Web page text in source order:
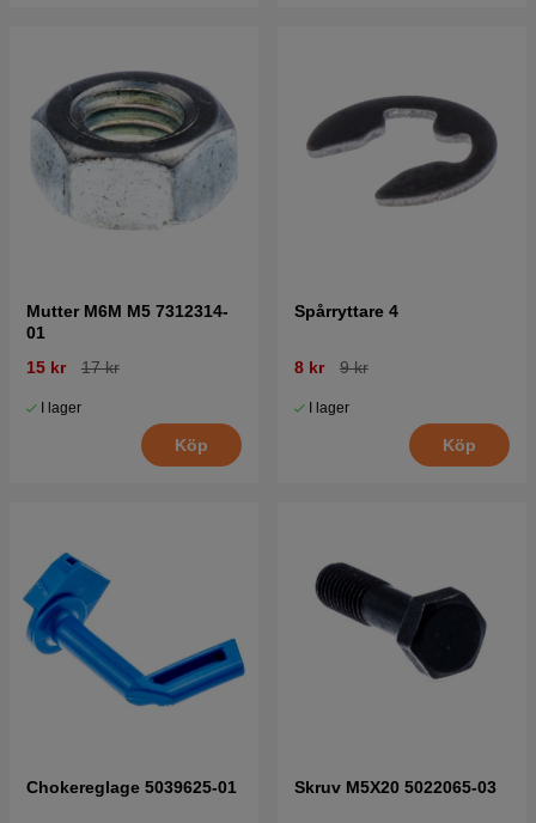
Mutter M6M M5 7312314-
01
15 kr
17 kr
I lager
Köp
Spårryttare 4
8 kr 9 kr
I lager
Köp
Chokereglage 5039625-01 Skruv M5X20 5022065-03